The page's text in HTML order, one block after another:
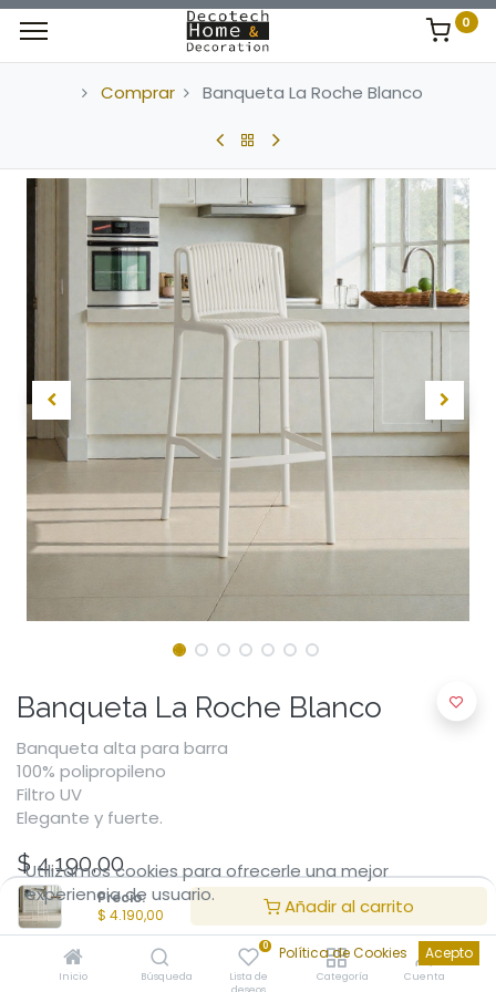
Precio:
$ 4.190,00 Añadir al carrito
Inicio Búsqueda
0
Lista de
Categoría Cuenta
0
Comprar Banqueta La Roche Blanco
Banqueta La Roche Blanco
Banqueta alta para barra
100% polipropileno
Filtro UV
Elegante y fuerte.
$4.190,00
Utilizamos cookies para ofrecerle una mejor
experiencia de usuario.
Política de Cookies Acepto